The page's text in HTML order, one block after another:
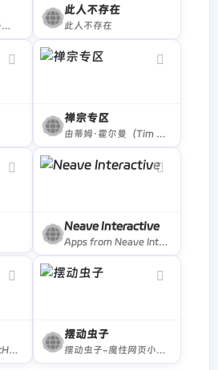
斗图吧提供了各种各样丰富的斗图表情包，以及功能强大且超级好用的表情包在线制作器和GIF动图制作工具，你可以在这里快速找到或者制作各种你想要的表情包
此人不存在
此人不存在
禅宗专区
由蒂姆·霍尔曼（Tim Holman）建造的极简主义冥想区，旨在通过小型，迷人，温和有趣和奇怪的令人满意的活动的力量使您平静下来。感受禅意！
Neave Interactive
Apps from Neave Interactive, including Zoom Earth, Webcam Toy, Strobe Illusion, Bouncy Balls and more.
Site not found · GitHub Pages
摆动虫子
摆动虫子-魔性网页小游戏-在线游戏